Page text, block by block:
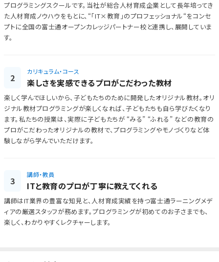
プログラミングスクールです。当社が総合人材育成企業として長年培ってき
た人材育成ノウハウをもとに、“「IT×教育」のプロフェッショナル“をコンセ
プトに全国の富士通オープンカレッジパートナー校と連携し、展開していま
す。
2
カリキュラム・コース
楽しさを実感できるプロがこだわった教材
楽しく学んでほしいから、子どもたちのために開発したオリジナル教材。オリ
ジナル教材プログラミングが楽しくなれば、子どもたちも自ら学びたくなり
ます。私たちの授業は、実際に子どもたちが “みる” “ふれる” などの教育の
プロがこだわったオリジナルの教材で、プログラミングやモノづくりなど体
験しながら学んでいただけます。
3
講師・教員
ITと教育のプロが丁寧に教えてくれる
講師はIT業界の豊富な知見と、人材育成実績を持つ富士通ラーニングメデ
ィアの厳選スタッフが務めます。プログラミングが初めてのお子さまでも、
楽しく、わかりやすくレクチャーします。